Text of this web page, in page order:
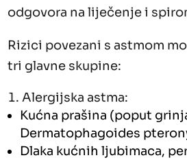
odgovora na liječenje i
Rizici povezani s astmom
tri glavne skupine:
Alergijska astma:
Kućna prašina (poput
Dermatophagoides
Dlaka kućnih ljubimaca,